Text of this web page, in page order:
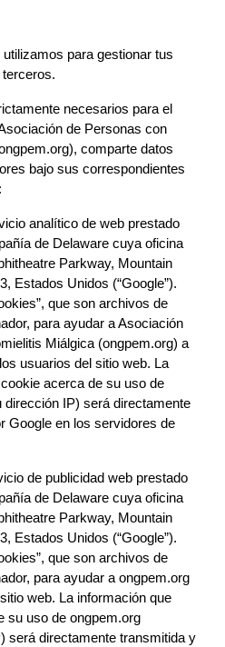
utilizamos para gestionar tus
necesarios para el
de Personas con
, comparte datos
bajo sus correspondientes
analítico de web prestado
de Delaware cuya oficina
Parkway, Mountain
Estados Unidos (“Google”).
que son archivos de
para ayudar a Asociación
Miálgica (ongpem.org) a
usuarios del sitio web. La
dirección IP) será directamente
Google en los servidores de
de publicidad web prestado
de Delaware cuya oficina
Parkway, Mountain
Estados Unidos (“Google”).
que son archivos de
para ayudar a ongpem.org
web. La información que
su uso de ongpem.org
será directamente transmitida y